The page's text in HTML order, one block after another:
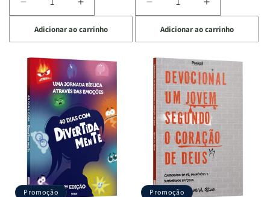
Diminuir
a
quantidade
de
Devocional
Quarto
de
Guerra
Isabelle
S.
Alves
Aumentar
a
quantidade
de
Devocional
Quarto
de
Guerra
|
Isabelle
S.
Alves
Adicionar ao carrinho
Diminuir
a
quantidade
de
Devocional
Café
com
Mulheres
da
Bíblia
Equipe
Teológica
Penkal
Aumentar
a
quantidade
de
Devocional
Café
com
Mulheres
da
Bíblia
|
Equipe
Teológica
Penkal
Adicionar ao carrinho
Promoção Promoção